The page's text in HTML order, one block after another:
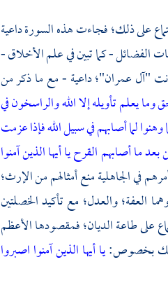
على ذلك؛ فجاءت هذه السورة داعية
الفضائل - كما تبين في علم الأخلاق -
"آل عمران"؛ داعية - مع ما ذكر من
وما يعلم تأويله إلا الله والراسخون في
وهنوا لما أصابهم في سبيل اللهفإذا عزمت
بعد ما أصابهم القرحيا أيها الذين آمنوا
في الجاهلية منع أمثالهم من الإرث؛
العفة؛ والعدل؛ مع تأكيد الخصلتين
على طاعة الديان؛ فمقصودها الأعظم
تلك بخصوص:يا أيها الذين آمنوا اصبروا